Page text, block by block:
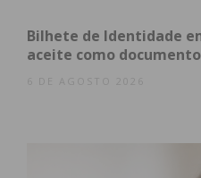
complementaridade:
Oferece uma
Bilhete de Identidade
aceite como
6 DE AGOSTO 2026